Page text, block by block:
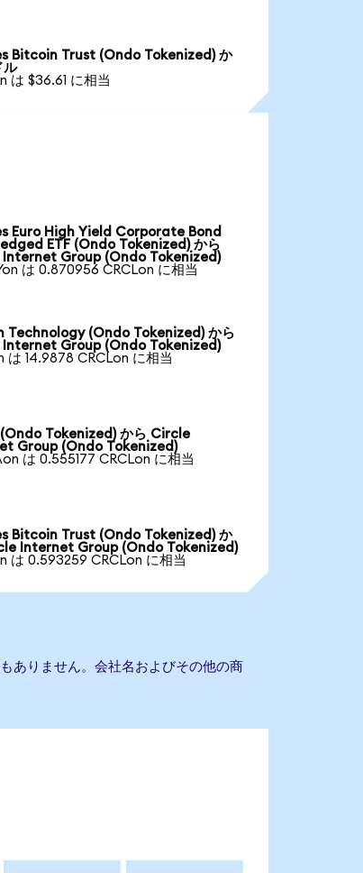
Bitcoin Trust (Ondo Tokenized) か
ル
は $36.61 に相当
Euro High Yield Corporate Bond
ETF (Ondo Tokenized) から
Group (Ondo Tokenized)
は 0.870956 CRCLon に相当
Technology (Ondo Tokenized) から
Group (Ondo Tokenized)
は 14.9878 CRCLon に相当
(Ondo Tokenized) から Circle
Group (Ondo Tokenized)
は 0.555177 CRCLon に相当
Bitcoin Trust (Ondo Tokenized) か
Internet Group (Ondo Tokenized)
は 0.593259 CRCLon に相当
ありません。会社名およびその他の商